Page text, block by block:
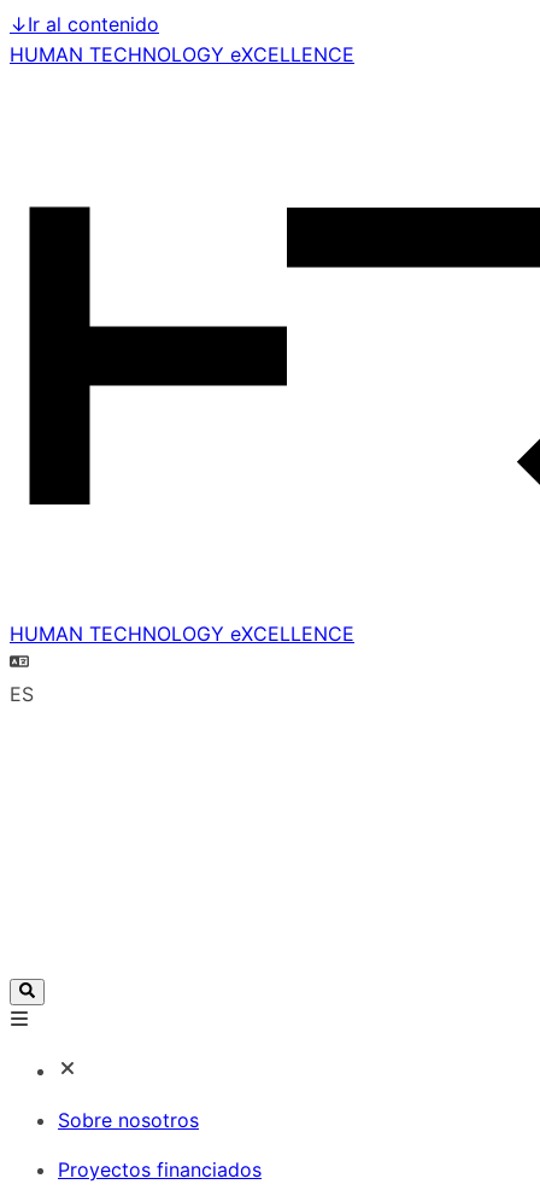
↓Ir al contenido
HUMAN TECHNOLOGY eXCELLENCE
HUMAN TECHNOLOGY eXCELLENCE
ES
Sobre nosotros
Proyectos financiados